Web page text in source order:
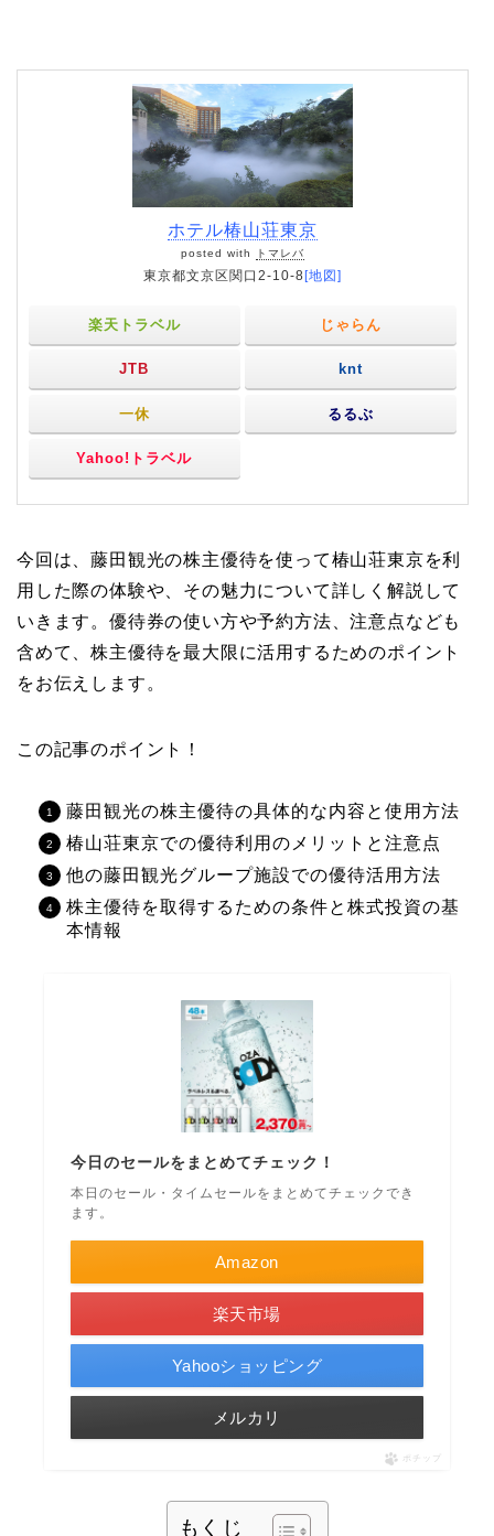
ホテル椿山荘東京
posted with トマレバ
東京都文京区関口2-10-8 [地図]
楽天トラベル じゃらん
JTB knt
一休 るるぶ
Yahoo!トラベル
今回は、藤田観光の株主優待を使って椿山荘東京を利
用した際の体験や、その魅力について詳しく解説して
いきます。優待券の使い方や予約方法、注意点なども
含めて、株主優待を最大限に活用するためのポイント
をお伝えします。
この記事のポイント！
藤田観光の株主優待の具体的な内容と使用方法
椿山荘東京での優待利用のメリットと注意点
他の藤田観光グループ施設での優待活用方法
株主優待を取得するための条件と株式投資の基
本情報
今日のセールをまとめてチェック！
本日のセール・タイムセールをまとめてチェックでき
ます。
Amazon
楽天市場
Yahooショッピング
メルカリ
ポチップ
もくじ